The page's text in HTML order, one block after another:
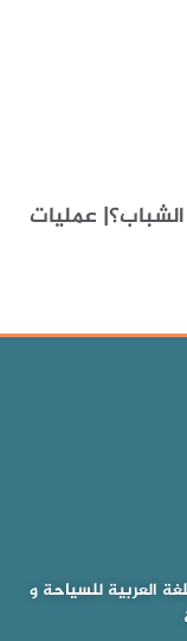
عمليات
العربية للسياحة و